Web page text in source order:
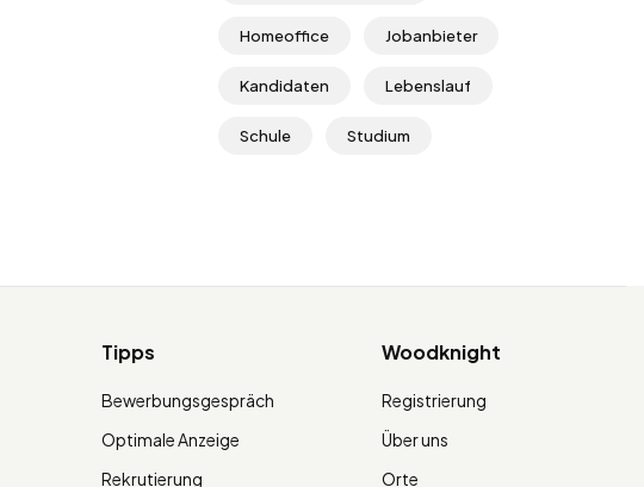
Homeoffice Jobanbieter
Kandidaten Lebenslauf
Schule Studium
Tipps
Bewerbungsgespräch
Optimale Anzeige
Rekrutierung
Woodknight
Registrierung
Über uns
Orte